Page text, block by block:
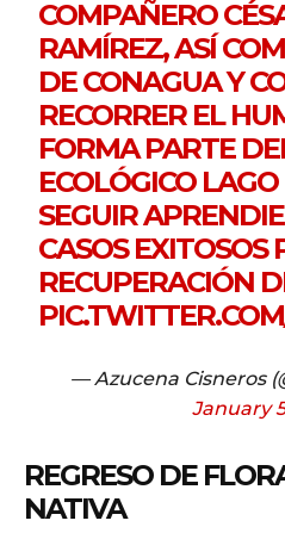
COMPAÑERO
RAMÍREZ, ASÍ
DE CONAGUA Y
RECORRER EL
FORMA PARTE
ECOLÓGICO
SEGUIR
CASOS EXITOSOS
RECUPERACIÓN
— Azucena Cisneros
January
REGRESO DE
NATIVA